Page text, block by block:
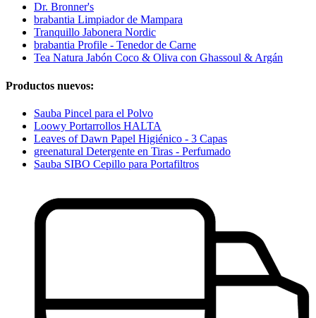
Dr. Bronner's
brabantia Limpiador de Mampara
Tranquillo Jabonera Nordic
brabantia Profile - Tenedor de Carne
Tea Natura Jabón Coco & Oliva con Ghassoul & Argán
Productos nuevos:
Sauba Pincel para el Polvo
Loowy Portarrollos HALTA
Leaves of Dawn Papel Higiénico - 3 Capas
greenatural Detergente en Tiras - Perfumado
Sauba SIBO Cepillo para Portafiltros